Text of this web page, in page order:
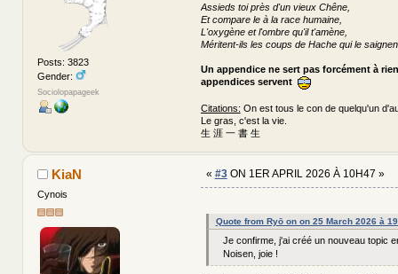
Posts: 3823
Gender:
Sociolopapageek
Assieds toi près d'un vieux Chêne,
Et compare le à la race humaine,
L'oxygène et l'ombre qu'il t'amène,
Méritent-ils les coups de Hache qui le
Un appendice ne sert pas forcément à
appendices servent
Citations: On est tous le con de quelqu'un
Le gras, c'est la vie.
生 涯 一 書 生
KiaN
Cynois
« #3ON 1ER APRIL 2026 À 10H47 »
Quote from Ryō on on 25 March 2026 à
Je confirme, j'ai créé un nouveau topic
Noisen, joie !